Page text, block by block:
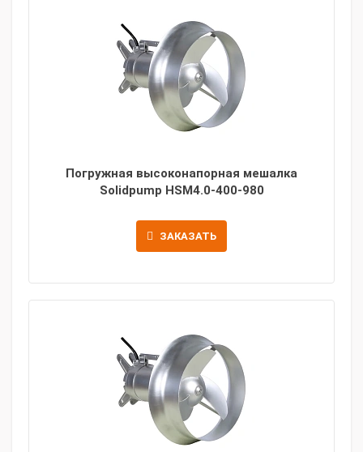
Погружная высоконапорная мешалка
Solidpump HSM4.0-400-980
ЗАКАЗАТЬ